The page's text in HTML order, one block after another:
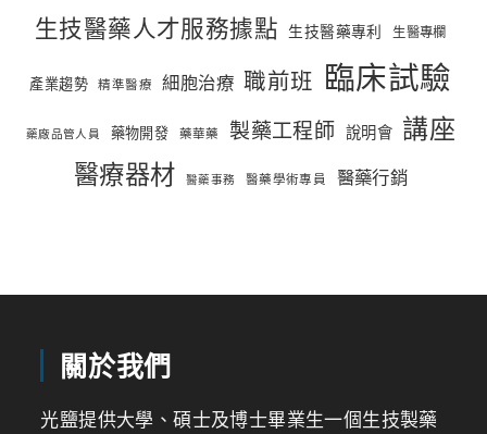
生技醫藥人才服務據點 生技醫藥專利 生醫專欄
產業趨勢 精準醫療 細胞治療 職前班 臨床試驗
藥廠品管人員 藥物開發 藥華藥 製藥工程師 說明會 講座
醫療器材 醫藥事務 醫藥學術專員 醫藥行銷
關於我們
光鹽提供大學、碩士及博士畢業生一個生技製藥